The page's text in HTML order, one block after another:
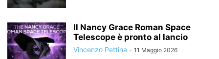
Il Nancy Grace Roman Space
Telescope è pronto al lancio
Vincenzo Pettina - 11 Maggio 2026